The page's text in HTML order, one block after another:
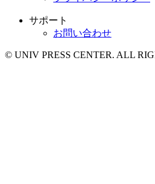
サポート
お問い合わせ
© UNIV PRESS CENTER. ALL